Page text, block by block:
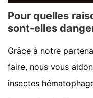
Pour quelles
sont-elles
Grâce à notre
faire, nous vous
insectes